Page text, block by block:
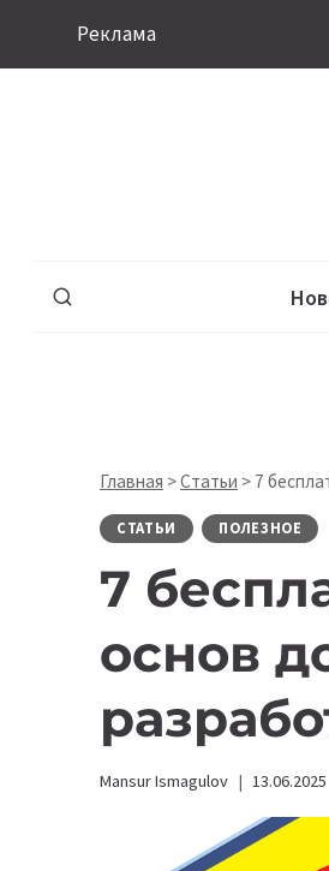
Реклама
Главная >Статьи > 7
СТАТЬИ ПОЛЕЗНОЕ
7
основ
Mansur Ismagulov 13.06.2025